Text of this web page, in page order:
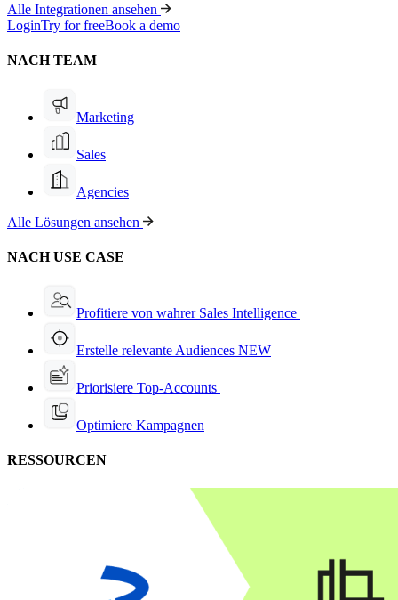
Alle Integrationen ansehen
LoginTry for freeBook a demo
NACH TEAM
Marketing
Sales
Agencies
Alle Lösungen ansehen
NACH USE CASE
Profitiere von wahrer Sales Intelligence
Erstelle relevante Audiences NEW
Priorisiere Top-Accounts
Optimiere Kampagnen
RESSOURCEN